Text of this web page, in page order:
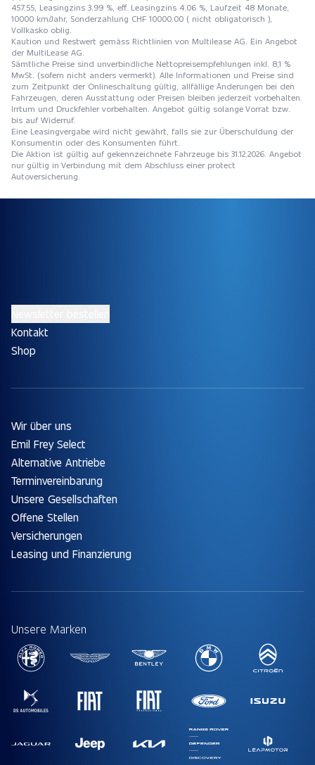
457.55, Leasingzins 3.99 %, eff. Leasingzins 4.06 %, Laufzeit 48 Monate,
10000 km/Jahr, Sonderzahlung CHF 10000.00 ( nicht obligatorisch ),
Vollkasko oblig.
Kaution und Restwert gemäss Richtlinien von Multilease AG. Ein Angebot
der MultiLease AG.
Sämtliche Preise sind unverbindliche Nettopreisempfehlungen inkl. 8,1 %
MwSt. (sofern nicht anders vermerkt). Alle Informationen und Preise sind
zum Zeitpunkt der Onlineschaltung gültig, allfällige Änderungen bei den
Fahrzeugen, deren Ausstattung oder Preisen bleiben jederzeit vorbehalten.
Irrtum und Druckfehler vorbehalten. Angebot gültig solange Vorrat bzw.
bis auf Widerruf.
Eine Leasingvergabe wird nicht gewährt, falls sie zur Überschuldung der
Konsumentin oder des Konsumenten führt.
Die Aktion ist gültig auf gekennzeichnete Fahrzeuge bis 31.12.2026. Angebot
nur gültig in Verbindung mit dem Abschluss einer protect
Autoversicherung.
Kontakt
Shop
Wir über uns
Emil Frey Select
Alternative Antriebe
Terminvereinbarung
Unsere Gesellschaften
Offene Stellen
Versicherungen
Leasing und Finanzierung
Unsere Marken